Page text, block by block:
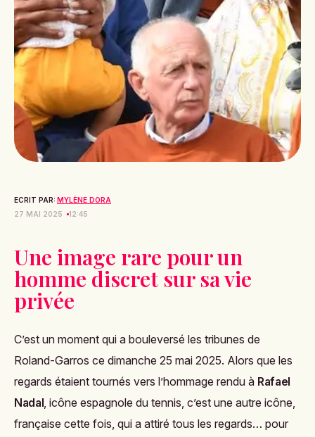
ECRIT PAR: MYLÈNE DORA
27 MAI 2025
12:45
Une image rare pour un
homme discret sur sa vie
privée
C’est un moment qui a bouleversé les tribunes de
Roland-Garros ce dimanche 25 mai 2025. Alors que les
regards étaient tournés vers l’hommage rendu à Rafael
Nadal, icône espagnole du tennis, c’est une autre icône,
française cette fois, qui a attiré tous les regards… pour